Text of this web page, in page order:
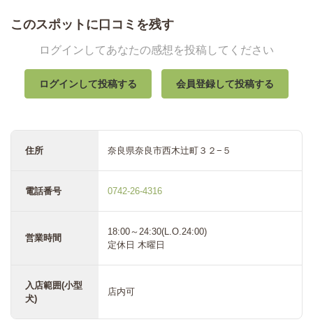
このスポットに口コミを残す
ログインしてあなたの感想を投稿してください
ログインして投稿する 会員登録して投稿する
住所 奈良県奈良市西木辻町３２−５
電話番号 0742-26-4316
営業時間
18:00～24:30(L.O.24:00)
定休日 木曜日
入店範囲(小型
犬)
店内可